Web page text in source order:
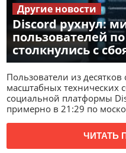
Discord рухнул:
пользователей
столкнулись с
Другие новости
Пользователи из
масштабных технических
социальной платформы
примерно в 21:29 по
ЧИТАТЬ